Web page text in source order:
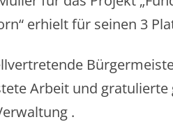
erhielt für seinen 3
Arbeit und
.